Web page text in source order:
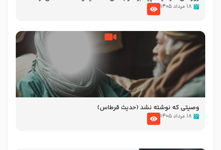
نوانمایش حرامیان در احرام – 1389
۱۸ مرداد ۱۴۰۵
وصیتی که نوشته نشد (حدیث قرطاس)
۱۸ مرداد ۱۴۰۵